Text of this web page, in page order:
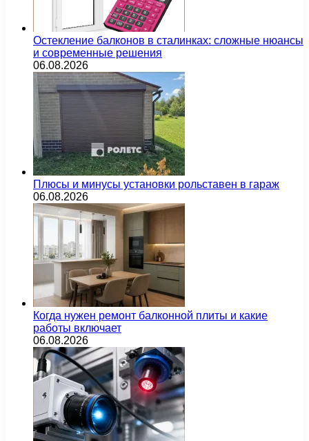
Остекление балконов в сталинках: сложные нюансы
и современные решения
06.08.2026
Плюсы и минусы установки рольставен в гараж
06.08.2026
Когда нужен ремонт балконной плиты и какие
работы включает
06.08.2026